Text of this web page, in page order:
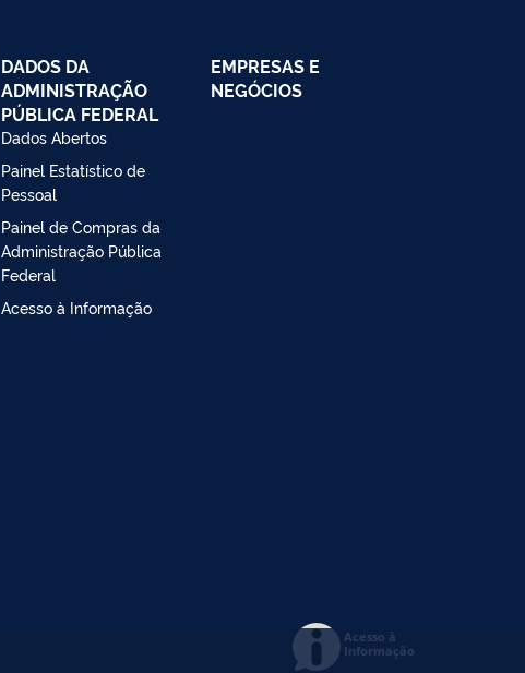
DADOS DA
ADMINISTRAÇÃO
PÚBLICA FEDERAL
Dados Abertos
Painel Estatístico de
Pessoal
Painel de Compras da
Administração Pública
Federal
Acesso à Informação
EMPRESAS E
NEGÓCIOS
Acesso à
Informação